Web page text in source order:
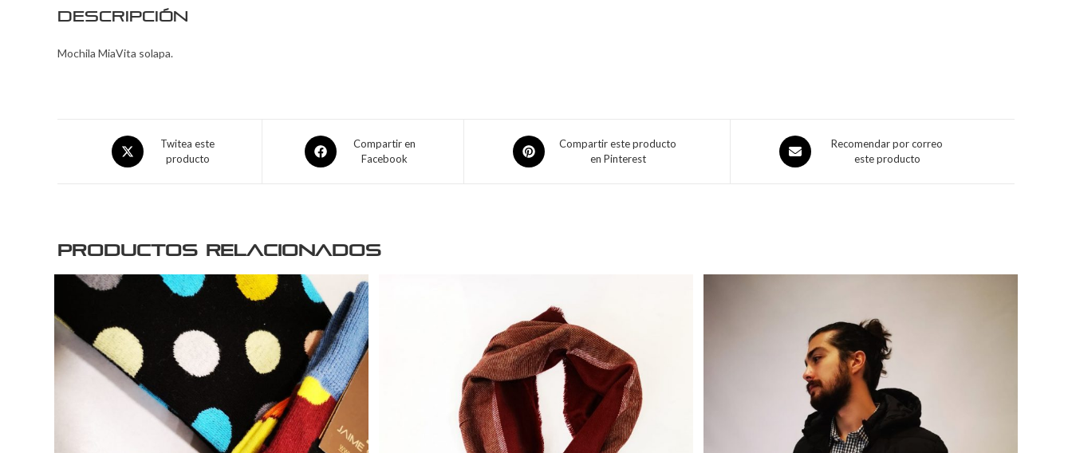
Descripción
Mochila MiaVita solapa.
Twitea este
producto
Compartir en
Facebook
Compartir este producto
en Pinterest
Recomendar por correo
este producto
Productos relacionados